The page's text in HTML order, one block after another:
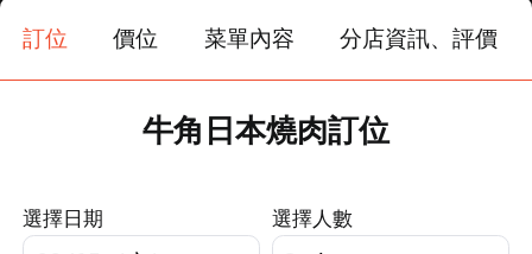
訂位 價位 菜單內容 分店資訊、評價
牛角日本燒肉訂位
選擇日期 選擇人數